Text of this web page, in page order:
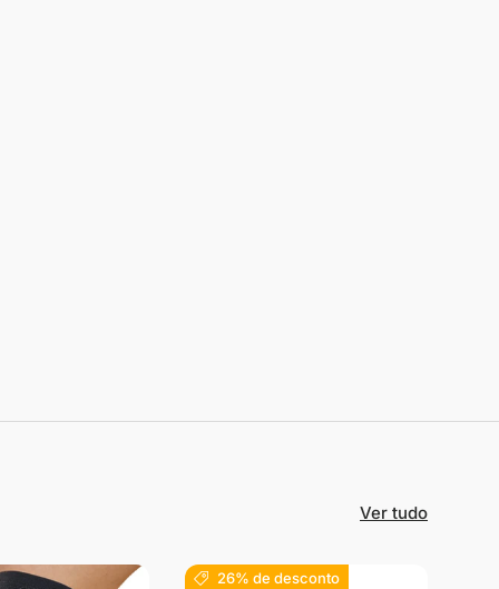
Ver tudo
26% de desconto